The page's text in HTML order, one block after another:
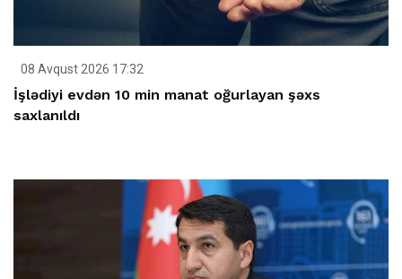
08 Avqust 2026 17:32
İşlədiyi evdən 10 min manat oğurlayan şəxs
saxlanıldı